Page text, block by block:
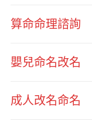
算命命理諮詢
嬰兒命名改名
成人改名命名